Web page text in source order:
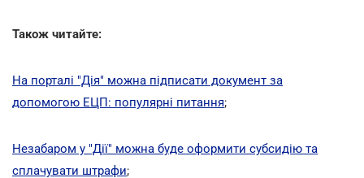
Також читайте:
На порталі "Дія" можна підписати документ за
допомогою ЕЦП: популярні питання;
Незабаром у "Дії" можна буде оформити субсидію та
сплачувати штрафи;